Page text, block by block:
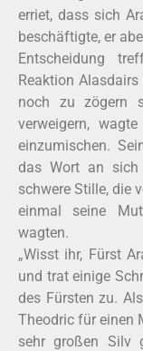
erriet, dass sich
beschäftigte, er
Entscheidung
Reaktion
noch zu zögern
verweigern,
einzumischen.
das Wort an
schwere Stille, die
einmal seine
wagten.
„Wisst ihr, Fürst
und trat einige
des Fürsten zu.
Theodric für einen
sehr großen Silv